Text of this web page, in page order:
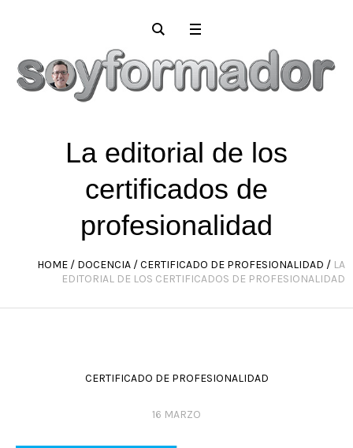
La editorial de los
certificados de
profesionalidad
HOME / DOCENCIA /CERTIFICADO DE PROFESIONALIDAD / LA
EDITORIAL DE LOS CERTIFICADOS DE PROFESIONALIDAD
CERTIFICADO DE PROFESIONALIDAD
16 MARZO